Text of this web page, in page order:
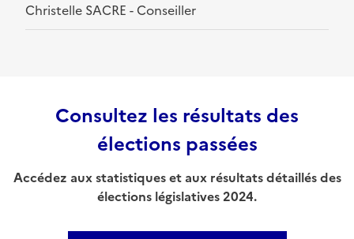
Christelle SACRE - Conseiller
Consultez les résultats des
élections passées
Accédez aux statistiques et aux résultats détaillés des
élections législatives 2024.